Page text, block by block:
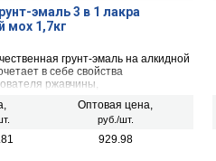
эмаль 3 в 1 лакра
мох 1,7кг
грунт-эмаль на алкидной
в себе свойства
ржавчины,
Оптовая цена,
руб./шт.
929.98